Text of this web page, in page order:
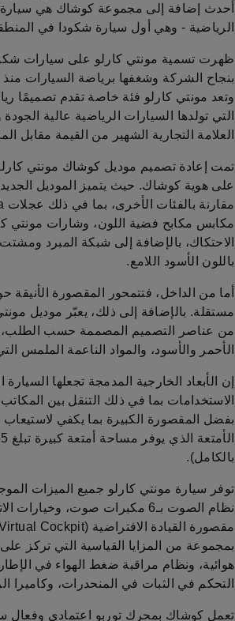
أحدث إضافة إلى مجموعة كوشاك هي سيارة
الرياضية - وهي أول سيارة شكودا في
وتعد مونتي كارلو فئة خاصة تقدم تصميمًا
التي تولدها السيارات الرياضية عالية
العلامة التجارية الشهير من القيمة مقابل
تمت إعادة تصميم موديل كوشاك مونتي
على هوية كوشاك. حيث يتميز الموديل
مكابس مكابح فضية اللون، وشارات مونتي
الاحتكاك، بالإضافة إلى شبكة المبرد ومشتت
باللون الأسود اللامع.
أما من الداخل، فتتمحور المقصورة
مستقلة. بالإضافة إلى ذلك، يعبّر موديل
من عناصر التصميم المصممة حسب الطلب،
الأحمر والأسود، والمواد الناعمة الملمس
إن الأبعاد الخارجية المدمجة تجعلها
الاستخدامات بما في ذلك التنقل بين المكاتب
بفضل المقصورة الكبيرة بما يكفي
بالكامل).
توفر سيارة مونتي كارلو جميع الميزات
نظام الصوت بـ6 مكبرات صوت،
بمجموعة من المزايا القياسية التي تركز
هوائية، ونظام مراقبة ضغط الهواء في
التحكم في الثبات في المنحدرات، وكاميرا